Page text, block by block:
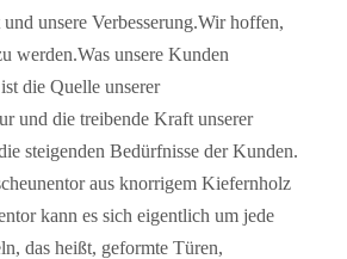
unsere Verbesserung.Wir hoffen,
werden.Was unsere Kunden
die Quelle unserer
und die treibende Kraft unserer
steigenden Bedürfnisse der Kunden.
aus knorrigem Kiefernholz
kann es sich eigentlich um jede
das heißt, geformte Türen,